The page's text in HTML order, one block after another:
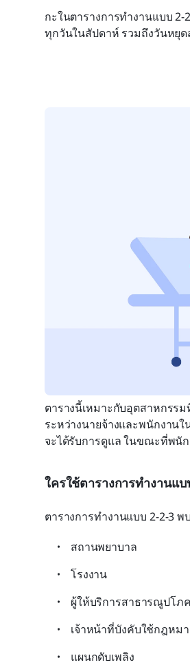
กะในตารางการทำงานแบบ
ทุกวันในสัปดาห์ รวมถึงวันหยุ
ตารางนี้เหมาะกับอุตสาหกรร
ระหว่างนายจ้างและพนักงาน
จะได้รับการดูแล ในขณะที่พนั
ใครใช้ตารางการทำงานแบ
ตารางการทำงานแบบ 2-2-3 พ
สถานพยาบาล
โรงงาน
ผู้ให้บริการสาธารณูปโภค
เจ้าหน้าที่บังคับใช้กฎหม
แผนกดับเพลิง